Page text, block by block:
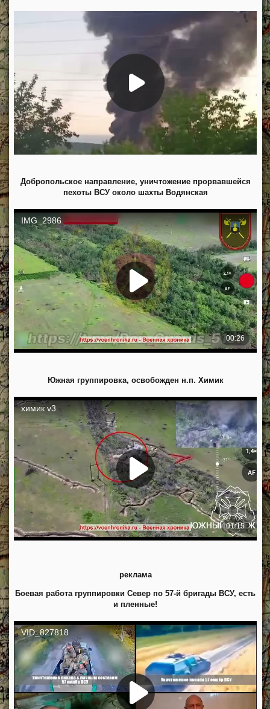
Добропольское направление, уничтожение прорвавшейся
пехоты ВСУ около шахты Водянская
Южная группировка, освобожден н.п. Химик
реклама
Боевая работа группировки Север по 57-й бригады ВСУ, есть
и пленные!